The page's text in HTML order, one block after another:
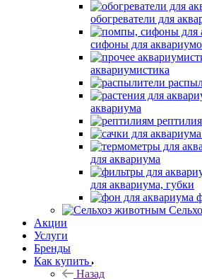
обогреватели для
сифоны для
аквариумистика
аквариума
для аквариума
для аквариума, губки
Акции
Услуги
Бренды
Как купить
Назад